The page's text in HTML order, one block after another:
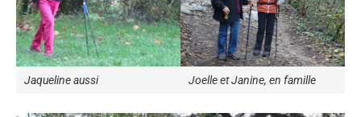
Jaqueline aussi Joelle et Janine, en famille